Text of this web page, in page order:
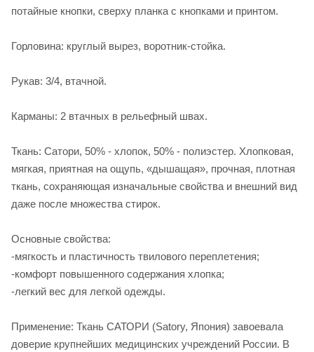
потайные кнопки, сверху планка с кнопками и принтом.
Горловина: круглый вырез, воротник-стойка.
Рукав: 3/4, втачной.
Карманы: 2 втачных в рельефный швах.
Ткань: Сатори, 50% - хлопок, 50% - полиэстер. Хлопковая,
мягкая, приятная на ощупь, «дышащая», прочная, плотная
ткань, сохраняющая изначальные свойства и внешний вид
даже после множества стирок.
Основные свойства:
-мягкость и пластичность твилового переплетения;
-комфорт повышенного содержания хлопка;
-легкий вес для легкой одежды.
Применение: Ткань САТОРИ (Satory, Япония) завоевала
доверие крупнейших медицинских учреждений России. В